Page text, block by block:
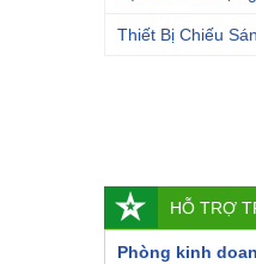
Thiết Bị Chiếu
HỖ TRỢ
Phòng kinh